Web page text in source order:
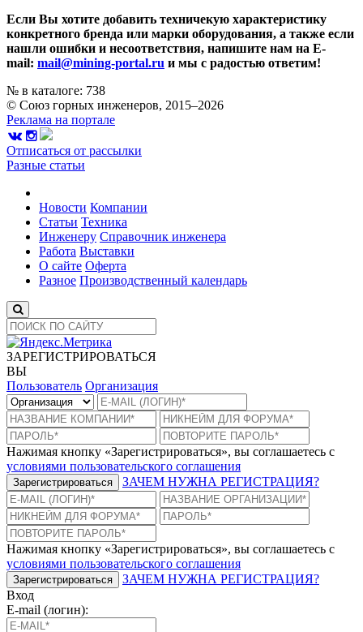
Если Вы хотите добавить техничекую характеристику
конкретного бренда или марки оборудования, а также если
нашли ошибки и несоответствия, напишите нам на E-
mail: mail@mining-portal.ru и мы с радостью ответим!
№ в каталоге: 738
© Союз горных инженеров, 2015–2026
Реклама на портале
Отписаться от рассылки
Разные статьи
Новости Компании
Статьи Техника
Инженеру Справочник инженера
Работа Выставки
О сайте Оферта
Разное Производственный календарь
ЗАРЕГИСТРИРОВАТЬСЯ
ВЫ
Пользователь Организация
Нажимая кнопку «Зарегистрироваться», вы соглашаетесь с
условиями пользовательского соглашения
Зарегистрироваться ЗАЧЕМ НУЖНА РЕГИСТРАЦИЯ?
Нажимая кнопку «Зарегистрироваться», вы соглашаетесь с
условиями пользовательского соглашения
Зарегистрироваться
ЗАЧЕМ НУЖНА РЕГИСТРАЦИЯ?
Вход
E-mail (логин):